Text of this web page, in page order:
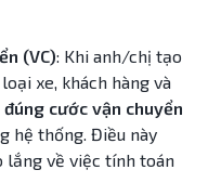
(VC): Khi anh/chị tạo
xe, khách hàng và
đúng cước vận chuyển
hệ thống. Điều này
lắng về việc tính toán